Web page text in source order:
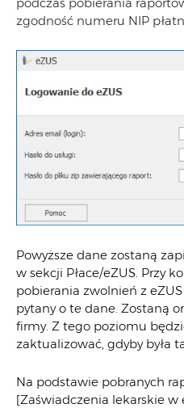
zgodność numeru NIP
Powyższe dane zostaną
w sekcji Płace/eZUS. Przy
pobierania zwolnień z
pytany o te dane. Zostaną
firmy. Z tego poziomu
zaktualizować, gdyby była
Na podstawie pobranych
[Zaświadczenia lekarskie w